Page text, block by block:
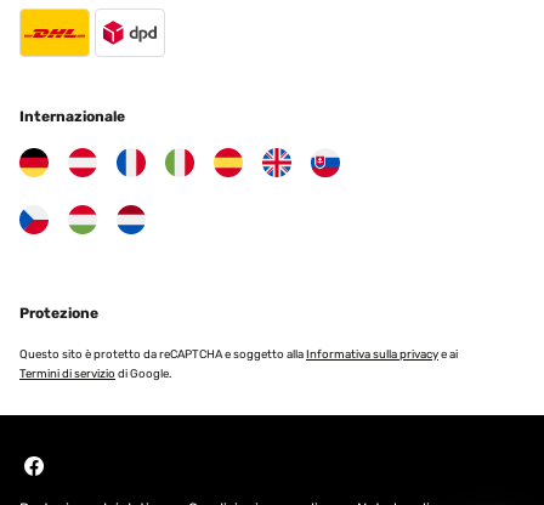
Internazionale
Protezione
Questo sito è protetto da reCAPTCHA e soggetto alla Informativa sulla privacye ai
Termini di servizio di Google.